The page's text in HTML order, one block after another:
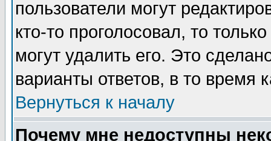
пользователи могут
кто-то проголосовал, то
могут удалить его. Это
варианты ответов, в то время
Вернуться к началу
Почему мне недоступны